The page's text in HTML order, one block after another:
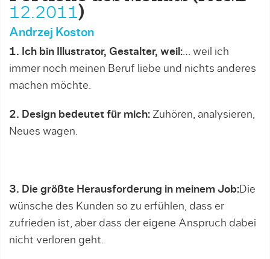
12.2011)
Andrzej Koston
1. Ich bin Illustrator, Gestalter, weil:… weil ich
immer noch meinen Beruf liebe und nichts anderes
machen möchte.
2. Design bedeutet für mich: Zuhören, analysieren,
Neues wagen.
3. Die größte Herausforderung in meinem Job:Die
wünsche des Kunden so zu erfühlen, dass er
zufrieden ist, aber dass der eigene Anspruch dabei
nicht verloren geht.